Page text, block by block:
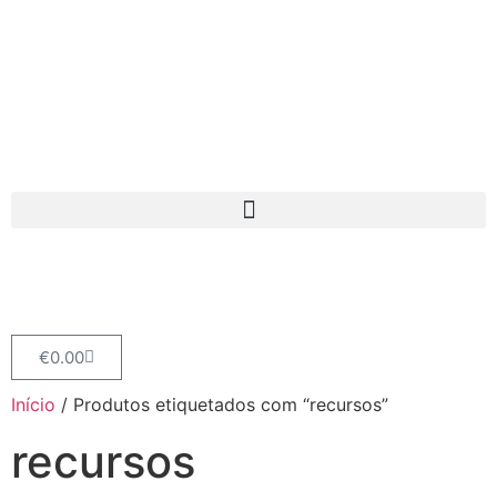
€0.00
Início / Produtos etiquetados com “recursos”
recursos